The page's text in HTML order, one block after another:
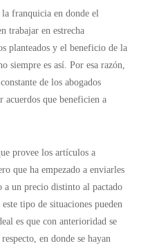
la franquicia en donde el
trabajar en estrecha
planteados y el beneficio de la
siempre es así. Por esa razón,
de los abogados
acuerdos que beneficien a
provee los artículos a
que ha empezado a enviarles
a un precio distinto al pactado
tipo de situaciones pueden
es que con anterioridad se
en donde se hayan